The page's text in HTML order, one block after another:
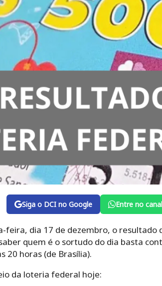
Siga o DCI no Google Entre no
feira, dia 17 de dezembro, o
quem é o sortudo do dia basta
20 horas (de Brasília).
da loteria federal hoje: